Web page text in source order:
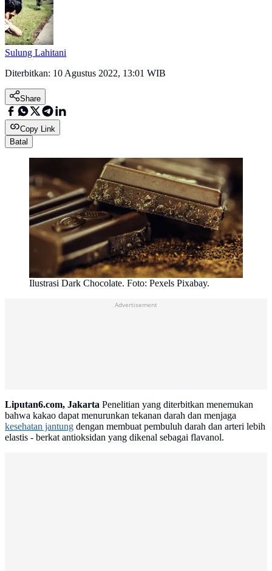
Sulung Lahitani
Diterbitkan: 10 Agustus 2022, 13:01 WIB
Share
Copy Link
Batal
Ilustrasi Dark Chocolate. Foto: Pexels Pixabay.
Liputan6.com, Jakarta Penelitian yang diterbitkan menemukan
bahwa kakao dapat menurunkan tekanan darah dan menjaga
kesehatan jantung dengan membuat pembuluh darah dan arteri lebih
elastis - berkat antioksidan yang dikenal sebagai flavanol.